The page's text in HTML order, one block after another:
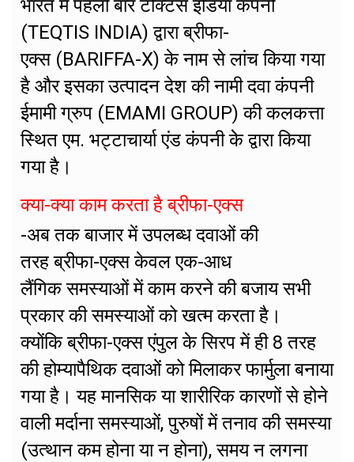
भारत में पहली बार टेक्टिस इंडिया कंपनी
(TEQTIS INDIA) द्वारा ब्रीफा-
एक्स (BARIFFA-X) के नाम से लांच किया गया
है और इसका उत्पादन देश की नामी दवा कंपनी
ईमामी ग्रुप (EMAMI GROUP) की कलकत्ता
स्थित एम. भट्टाचार्या एंड कंपनी केे द्वारा किया
गया है।
क्या-क्या काम करता है ब्रीफा-एक्स
-अब तक बाजार में उपलब्ध दवाओं की
तरह ब्रीफा-एक्स केवल एक-आध
लैंगिक समस्याओं में काम करने की बजाय सभी
प्रकार की समस्याओं को खत्म करता है।
क्योंकि ब्रीफा-एक्स एंपुल के सिरप में ही 8 तरह
की होम्यापैथिक दवाओं को मिलाकर फार्मुला बनाया
गया है। यह मानसिक या शारीरिक कारणों से होने
वाली मर्दाना समस्याओं, पुरुषों में तनाव की समस्या
(उत्थान कम होना या न होना), समय न लगना